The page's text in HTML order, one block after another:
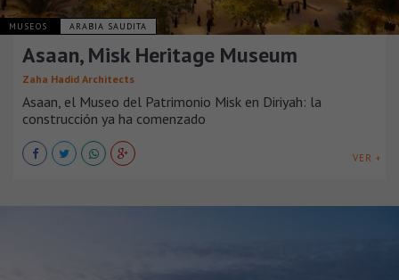
MUSEOS ARABIA SAUDITA
Asaan, Misk Heritage Museum
Zaha Hadid Architects
Asaan, el Museo del Patrimonio Misk en Diriyah: la
construcción ya ha comenzado
VER +